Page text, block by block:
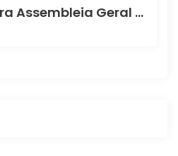
Convocação para Assembleia Geral Extraordinária